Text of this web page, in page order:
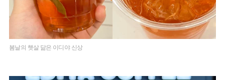
봄날의 햇살 닮은 이디야 신상